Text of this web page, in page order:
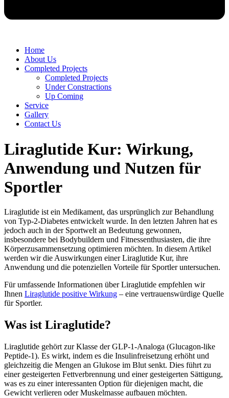
Home
About Us
Completed Projects
Completed Projects
Under Constractions
Up Coming
Service
Gallery
Contact Us
Liraglutide Kur: Wirkung,
Anwendung und Nutzen für
Sportler
Liraglutide ist ein Medikament, das ursprünglich zur Behandlung
von Typ-2-Diabetes entwickelt wurde. In den letzten Jahren hat es
jedoch auch in der Sportwelt an Bedeutung gewonnen,
insbesondere bei Bodybuildern und Fitnessenthusiasten, die ihre
Körperzusammensetzung optimieren möchten. In diesem Artikel
werden wir die Auswirkungen einer Liraglutide Kur, ihre
Anwendung und die potenziellen Vorteile für Sportler untersuchen.
Für umfassende Informationen über Liraglutide empfehlen wir
Ihnen Liraglutide positive Wirkung – eine vertrauenswürdige Quelle
für Sportler.
Was ist Liraglutide?
Liraglutide gehört zur Klasse der GLP-1-Analoga (Glucagon-like
Peptide-1). Es wirkt, indem es die Insulinfreisetzung erhöht und
gleichzeitig die Mengen an Glukose im Blut senkt. Dies führt zu
einer gesteigerten Fettverbrennung und einer gesteigerten Sättigung,
was es zu einer interessanten Option für diejenigen macht, die
Gewicht verlieren oder Muskelmasse aufbauen möchten.